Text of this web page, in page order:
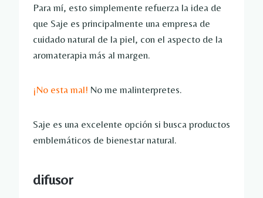
Para mí, esto simplemente refuerza la idea de
que Saje es principalmente una empresa de
cuidado natural de la piel, con el aspecto de la
aromaterapia más al margen.
¡No esta mal! No me malinterpretes.
Saje es una excelente opción si busca productos
emblemáticos de bienestar natural.
difusor